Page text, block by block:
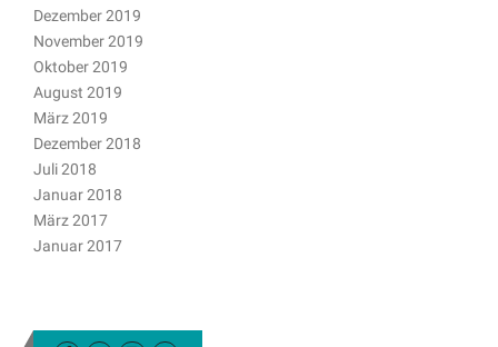
Dezember 2019
November 2019
Oktober 2019
August 2019
März 2019
Dezember 2018
Juli 2018
Januar 2018
März 2017
Januar 2017